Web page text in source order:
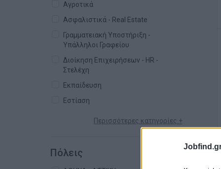
Αγροτικά
Ασφαλιστικά - Real Estate
Γραμματειακή Υποστήριξη -
Υπάλληλοι Γραφείου
Διοίκηση Επιχειρήσεων - HR -
Στελέχη
Εκπαίδευση
Εστίαση
Περισσότερες κατηγορίες +
Πόλεις